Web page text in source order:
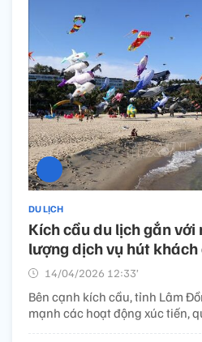
DU LỊCH
Kích cầu du lịch gắn
lượng dịch vụ hút
14/04/2026 12:33’
Bên cạnh kích cầu, tỉnh Lâm
mạnh các hoạt động xúc tiến,